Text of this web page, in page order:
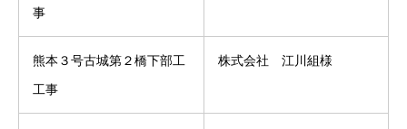
事
熊本３号古城第２橋下部工
工事
株式会社 江川組様